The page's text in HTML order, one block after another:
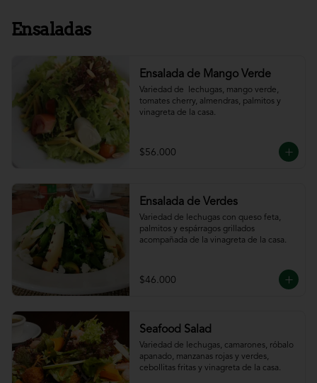
Ensaladas
Ensalada de Mango Verde
Variedad de  lechugas, mango verde,
tomates cherry, almendras, palmitos y
vinagreta de la casa.
$56.000
Ensalada de Verdes
Variedad de lechugas con queso feta,
palmitos y espárragos grillados
acompañada de la vinagreta de la casa.
$46.000
Seafood Salad
Variedad de lechugas, camarones, róbalo
apanado, manzanas rojas y verdes,
cebollitas fritas y vinagreta de la casa.